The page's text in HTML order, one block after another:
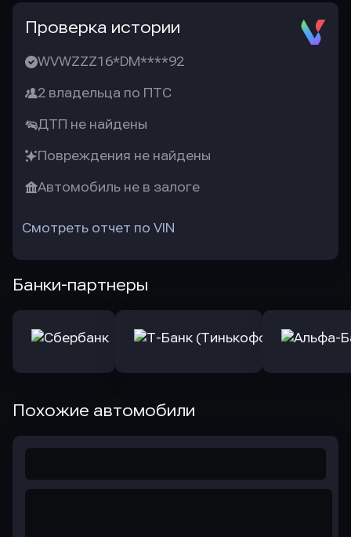
Проверка истории
WVWZZZ16*DM****92
2 владельца по ПТС
ДТП не найдены
Повреждения не найдены
Автомобиль не в залоге
Смотреть отчет по VIN
Банки-партнеры
Похожие автомобили